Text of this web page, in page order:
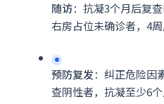
随访：抗凝3个月后复
右房占位未确诊者，4
预防复发：纠正危险因
查阴性者，抗凝至少6